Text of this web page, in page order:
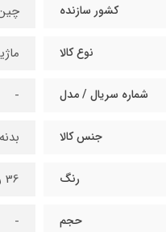
کشور سازنده
نوع کالا
شماره سریال / مدل -
جنس کالا
رنگ 36 رنگ
حجم -